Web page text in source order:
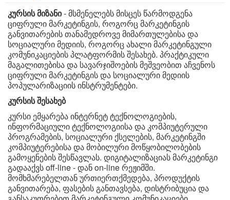
კურსის მიზანი- მსმენელებს მისცეს წარმოდგენა
ციფრული მარკეტინგის, როგორც მარკეტინგის
განვითარების თანამედროვე მიმართულებისა და
სოციალური მედიის, როგორც ახალი მარკეტინგული
კომუნიკაციების პლატფორმის შესახებ. პრაქტიკული
მაგალითებისა და სავარჯიშოების მეშვეობით აჩვენოს
ციფრული მარკეტინგის და სოციალური მედიის
პოპულარიზაციის ინსტრუმენტები.
კურსის შესახებ
კურსი ემყარება ინტერნეტ ტექნოლოგიების,
ინფორმაციული ტექნოლოგიისა და კომპიუტერული
პროგრამების, სოციალური ქსელების, მარკეტინგში
კომპიუტერებისა და მობილური მოწყობილობების
გამოყენების შესწავლას. დიგიტალიზაციას მარკეტინგი
გადააქვს off-line - დან on-line რეჟიმში.
მომხმარებელთან ურთიერთქმედება, პროდუქტის
განვითარება, ფასების განთავსება, დისტრიბუცია და